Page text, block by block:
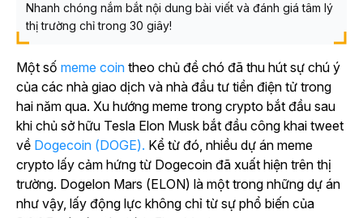
Nhanh chóng nắm bắt nội dung bài viết và đánh giá tâm lý
thị trường chỉ trong 30 giây!
Một số meme coin theo chủ đề chó đã thu hút sự chú ý
của các nhà giao dịch và nhà đầu tư tiền điện tử trong
hai năm qua. Xu hướng meme trong crypto bắt đầu sau
khi chủ sở hữu Tesla Elon Musk bắt đầu công khai tweet
về Dogecoin (DOGE). Kể từ đó, nhiều dự án meme
crypto lấy cảm hứng từ Dogecoin đã xuất hiện trên thị
trường. Dogelon Mars (ELON) là một trong những dự án
như vậy, lấy động lực không chỉ từ sự phổ biến của